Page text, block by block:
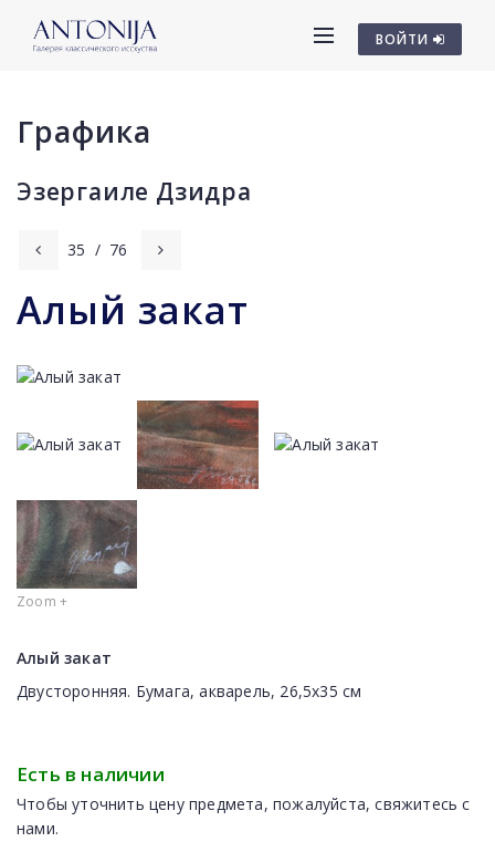
ВОЙТИ
Графика
Эзергаиле Дзидра
35 / 76
Алый закат
Zoom +
Алый закат
Двусторонняя. Бумага, акварель, 26,5х35 см
Есть в наличии
Чтобы уточнить цену предмета, пожалуйста, свяжитесь с
нами.